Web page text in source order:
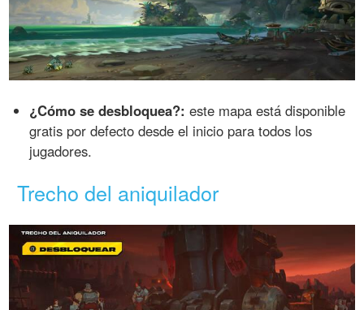
¿Cómo se desbloquea?: este mapa está disponible
gratis por defecto desde el inicio para todos los
jugadores.
Trecho del aniquilador